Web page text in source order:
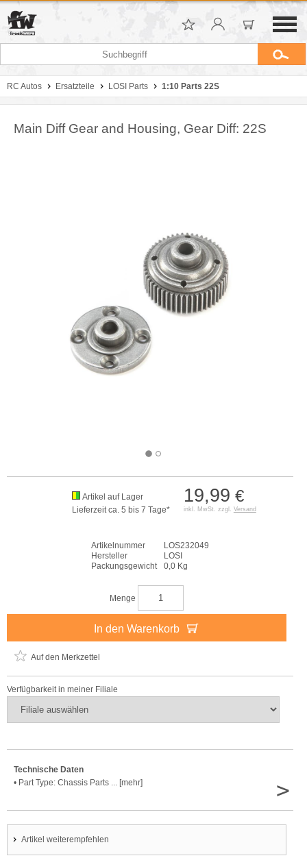
RC Autos Ersatzteile LOSI Parts 1:10 Parts 22S
Main Diff Gear and Housing, Gear Diff: 22S
19,99 €
inkl. MwSt. zzgl. Versand
Artikel auf Lager
Lieferzeit ca. 5 bis 7 Tage*
Artikelnummer
LOS232049
Hersteller
LOSI
Packungsgewicht
0,0 Kg
Menge
In den Warenkorb
Auf den Merkzettel
Verfügbarkeit in meiner Filiale
Technische Daten
• Part Type: Chassis Parts ... [mehr]
>
Artikel weiterempfehlen